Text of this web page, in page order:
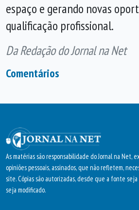
espaço e gerando novas
qualificação profissional.
Da Redação do Jornal na Net
Comentários
As matérias são responsabilidade do Jornal na Net,
opiniões pessoais, assinados, que não refletem,
site. Cópias são autorizadas, desde que a fonte
seja modificado.